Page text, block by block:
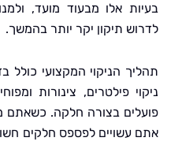
אלו מבעוד מועד, ולמנוע
תיקון יקר יותר בהמשך.
הניקוי המקצועי כולל בדיקה
פילטרים, צינורות ומפוחים,
בצורה חלקה. כשאתם מסתפקים
לפספס חלקים חשובים